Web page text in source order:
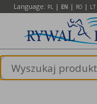
Language: PL | EN | RO | LT